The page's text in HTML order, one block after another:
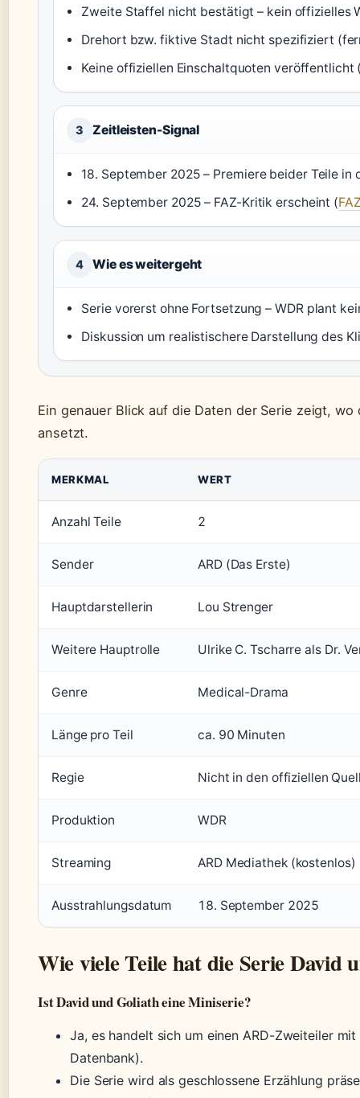
Zweite Staffel nicht bestätigt – kein offizielles
Drehort bzw. fiktive Stadt nicht spezifiziert
Keine offiziellen Einschaltquoten veröffentlicht
3 Zeitleisten-Signal
18. September 2025 – Premiere beider Teile in
24. September 2025 – FAZ-Kritik erscheint (
4 Wie es weitergeht
Serie vorerst ohne Fortsetzung – WDR plant
Diskussion um realistischere Darstellung des
Ein genauer Blick auf die Daten der Serie zeigt,
ansetzt.
MERKMAL WERT
Anzahl Teile 2
Sender ARD (Das Erste)
Hauptdarstellerin Lou Strenger
Weitere Hauptrolle Ulrike C. Tscharre als Dr.
Genre Medical-Drama
Länge pro Teil ca. 90 Minuten
Regie Nicht in den offiziellen
Produktion WDR
Streaming ARD Mediathek (kostenlos)
Ausstrahlungsdatum 18. September 2025
Wie viele Teile hat die Serie David
Ist David und Goliath eine Miniserie?
Ja, es handelt sich um einen ARD-Zweiteiler
Datenbank).
Die Serie wird als geschlossene Erzählung